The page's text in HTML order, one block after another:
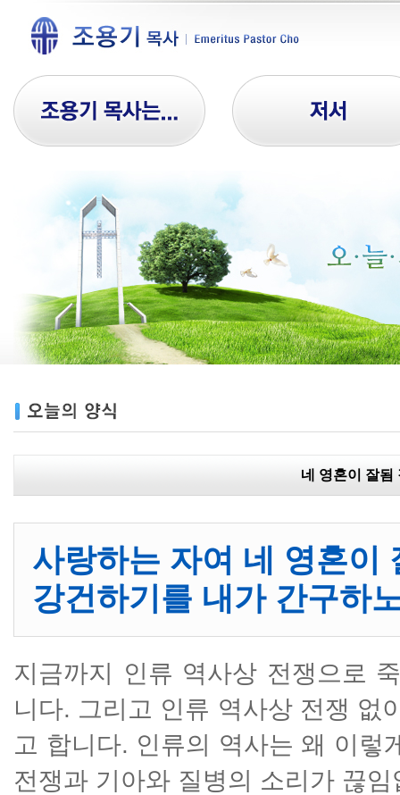
네 영혼이 잘됨
사랑하는 자여 네 영혼이
강건하기를 내가 간구하
지금까지 인류 역사상 전쟁으로
니다. 그리고 인류 역사상 전쟁 없
고 합니다. 인류의 역사는 왜 이렇
전쟁과 기아와 질병의 소리가 끊